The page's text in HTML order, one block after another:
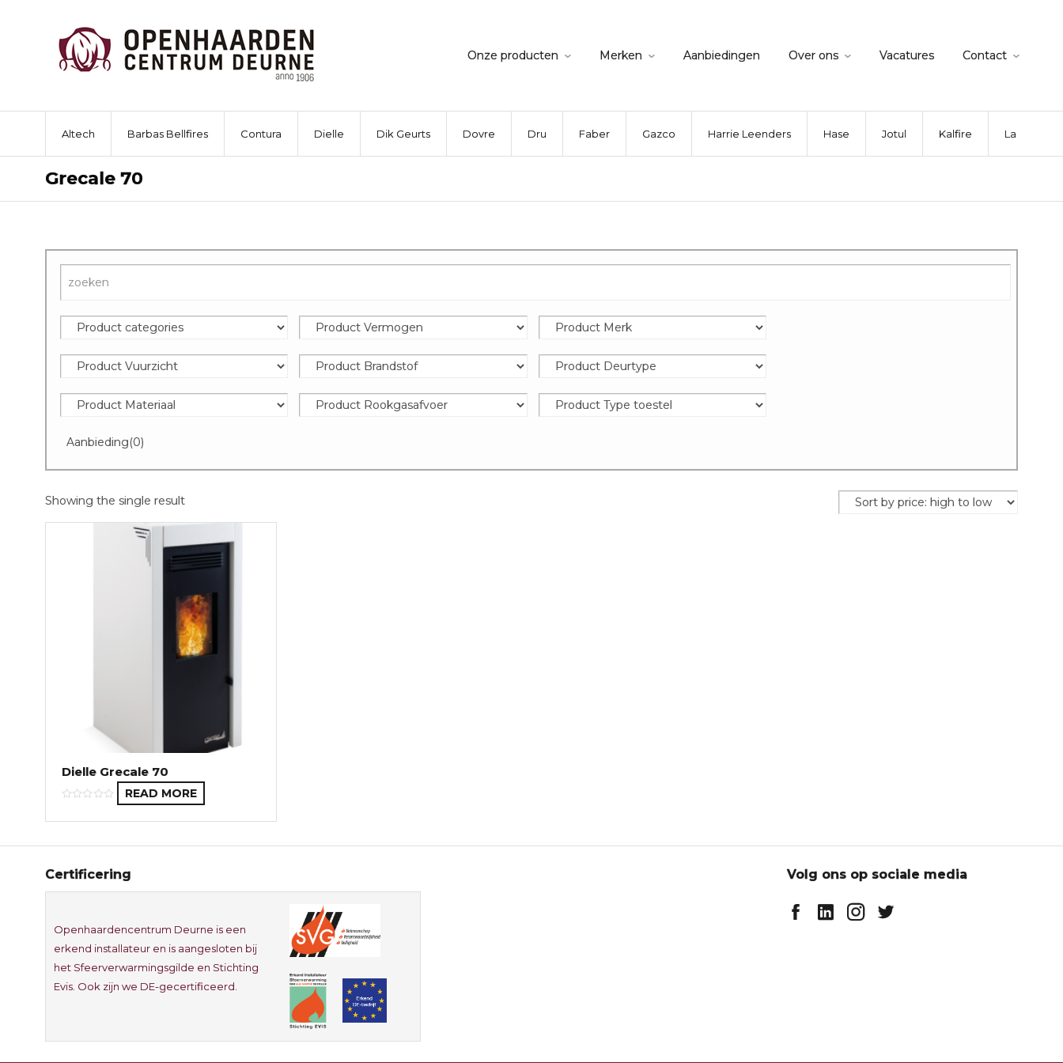
Onze producten Merken Aanbiedingen Over ons Vacatures Contact
Altech Barbas Bellfires Contura Dielle Dik Geurts Dovre Dru Faber Gazco Harrie Leenders Hase Jotul Kalfire La
Grecale 70
Aanbieding(0)
Showing the single result
Dielle Grecale 70
READ MORE
Certificering
Openhaardencentrum Deurne is een
erkend installateur en is aangesloten bij
het Sfeerverwarmingsgilde en Stichting
Evis. Ook zijn we DE-gecertificeerd.
Volg ons op sociale media